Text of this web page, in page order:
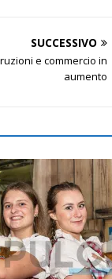
SUCCESSIVO
e commercio in
aumento